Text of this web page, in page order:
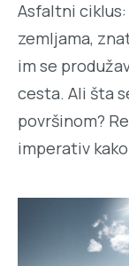
Asfaltni
zemljama,
im se
cesta. Ali šta
površinom?
imperativ